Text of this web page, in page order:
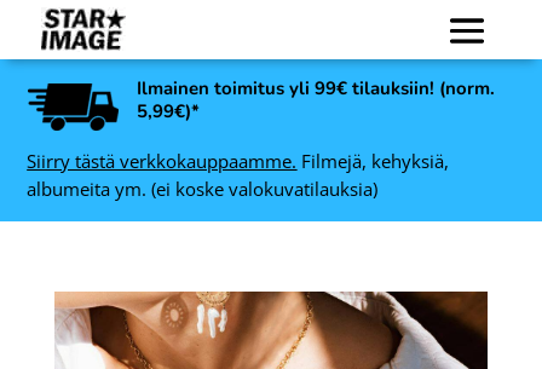
Ilmainen toimitus yli 99€ tilauksiin! (norm.
5,99€)*
Siirry tästä verkkokauppaamme. Filmejä, kehyksiä,
albumeita ym. (ei koske valokuvatilauksia)